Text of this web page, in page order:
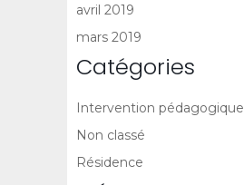
avril 2019
mars 2019
Catégories
Intervention pédagogique
Non classé
Résidence